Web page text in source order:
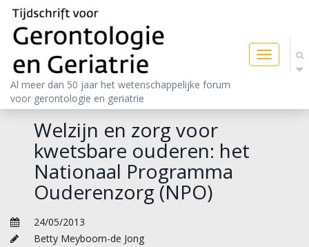
Toggle
navigation
Al meer dan 50 jaar het wetenschappelijke forum
voor gerontologie en geriatrie
Welzijn en zorg voor
kwetsbare ouderen: het
Nationaal Programma
Ouderenzorg (NPO)
24/05/2013
Betty Meyboom-de Jong